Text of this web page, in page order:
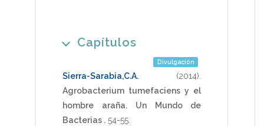
Capítulos
Divulgación
Sierra-Sarabia,C.A. (2014)
Agrobacterium tumefaciens y el
hombre araña.
Un Mundo de
Bacterias . 54-55